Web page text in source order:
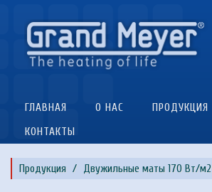
ГЛАВНАЯ О НАС ПРОДУКЦИЯ
КОНТАКТЫ
Продукция Двужильные маты 170 Вт/м2